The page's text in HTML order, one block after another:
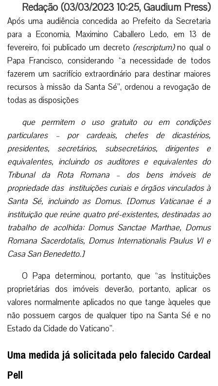
Redação (03/03/2023 10:25,Gaudium Press)
​​Após uma audiência concedida ao Prefeito da Secretaria
para a Economia, Maximino Caballero Ledo, em 13 de
fevereiro, foi publicado um decreto (rescriptum)no qual o
Papa Francisco, considerando “a necessidade de todos
fazerem um sacrifício extraordinário para destinar maiores
recursos à missão da Santa Sé”, ordenou a revogação de
todas as disposições
que permitem o uso gratuito ou em condições
particulares – por cardeais, chefes de dicastérios,
presidentes, secretários, subsecretários, dirigentes e
equivalentes, incluindo os auditores e equivalentes do
Tribunal da Rota Romana – dos bens imóveis de
propriedade das instituições curiais e órgãos vinculados à
Santa Sé, incluindo as Domus. [Domus Vaticanae é a
instituição que reúne quatro pré-existentes, destinadas ao
trabalho de acolhida: Domus Sanctae Marthae, Domus
Romana Sacerdotalis, Domus Internationalis Paulus VI e
Casa San Benedetto.]
O Papa determinou, portanto, que “as Instituições
proprietárias dos imóveis deverão, portanto, aplicar os
valores normalmente aplicados no que tange àqueles que
não possuem cargos de qualquer tipo na Santa Sé e no
Estado da Cidade do Vaticano”.
Uma medida já solicitada pelo falecido Cardeal
Pell